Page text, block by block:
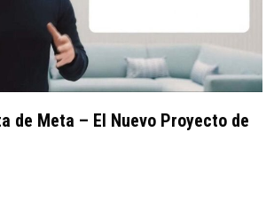
de Meta – El Nuevo Proyecto de